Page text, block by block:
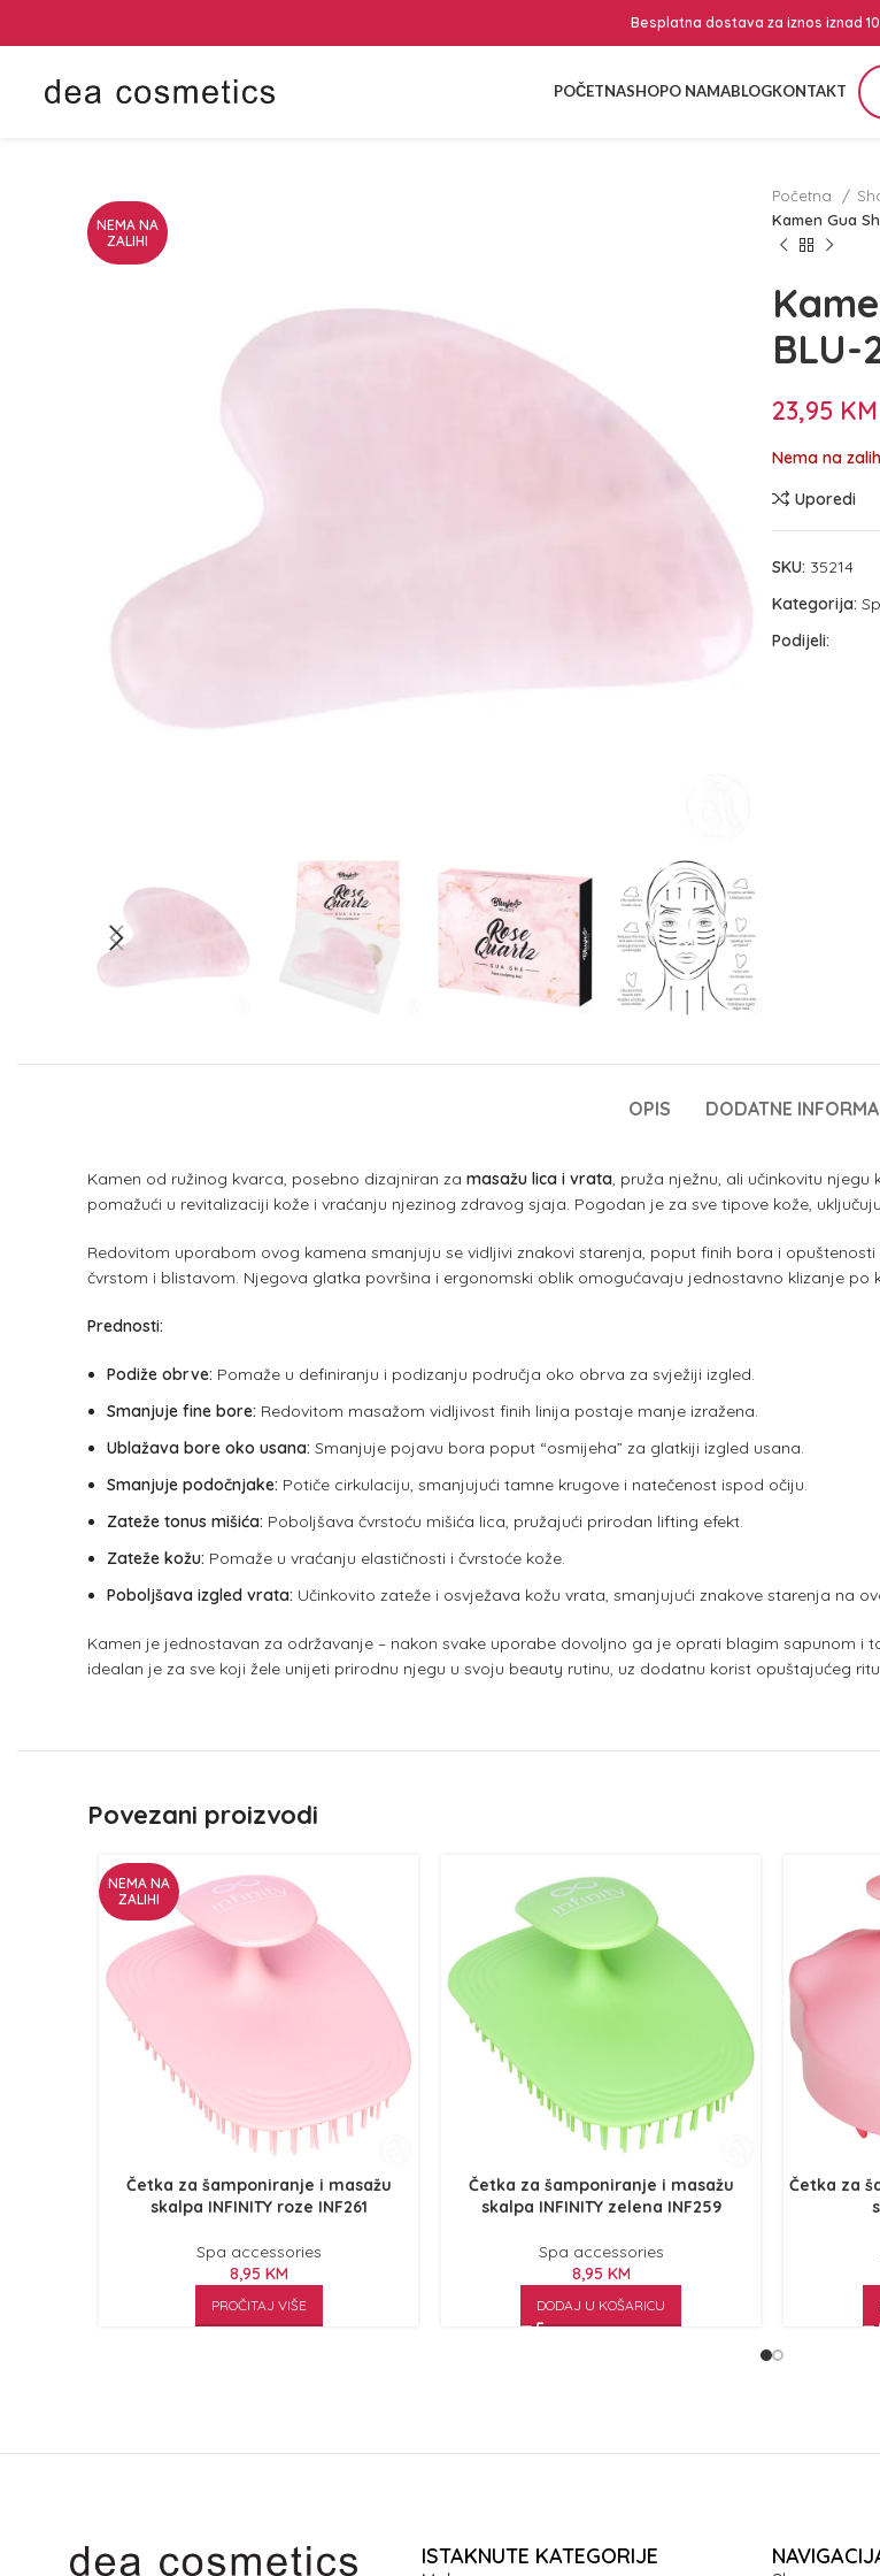
Besplatna dostava za iznos iznad
POČETNASHOPO NAMABLOGKONTAKT
NEMA NA
ZALIHI
Početna
Kamen Gua
BLU-
23,95 KM
Nema na
Uporedi
SKU: 35214
Kategorija:
Podijeli:
OPIS DODATNE
Kamen od ružinog kvarca, posebno dizajniran za masažu lica i vrata, pruža nježnu, ali učinkovitu
pomažući u revitalizaciji kože i vraćanju njezinog zdravog sjaja. Pogodan je za sve tipove kože,
Redovitom uporabom ovog kamena smanjuju se vidljivi znakovi starenja, poput finih bora i
čvrstom i blistavom. Njegova glatka površina i ergonomski oblik omogućavaju jednostavno klizanje po
Prednosti:
Podiže obrve: Pomaže u definiranju i podizanju područja oko obrva za svježiji izgled.
Smanjuje fine bore: Redovitom masažom vidljivost finih linija postaje manje izražena.
Ublažava bore oko usana: Smanjuje pojavu bora poput “osmijeha” za glatkiji izgled usana.
Smanjuje podočnjake: Potiče cirkulaciju, smanjujući tamne krugove i natečenost ispod očiju.
Zateže tonus mišića: Poboljšava čvrstoću mišića lica, pružajući prirodan lifting efekt.
Zateže kožu: Pomaže u vraćanju elastičnosti i čvrstoće kože.
Poboljšava izgled vrata: Učinkovito zateže i osvježava kožu vrata, smanjujući znakove starenja na
Kamen je jednostavan za održavanje – nakon svake uporabe dovoljno ga je oprati blagim sapunom
idealan je za sve koji žele unijeti prirodnu njegu u svoju beauty rutinu, uz dodatnu korist opuštajućeg
Povezani proizvodi
NEMA NA
ZALIHI
Četka za šamponiranje i masažu
skalpa INFINITY roze INF261
Spa accessories
8,95 KM
PROČITAJ VIŠE
Četka za šamponiranje i masažu
skalpa INFINITY zelena INF259
Spa accessories
8,95 KM
DODAJ U KOŠARICU
Četka za
ISTAKNUTE KATEGORIJE